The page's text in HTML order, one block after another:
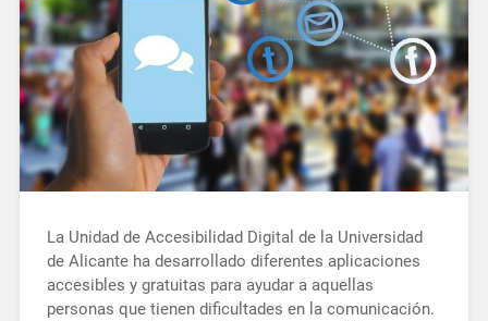
La Unidad de Accesibilidad Digital de la Universidad
de Alicante ha desarrollado diferentes aplicaciones
accesibles y gratuitas para ayudar a aquellas
personas que tienen dificultades en la comunicación.